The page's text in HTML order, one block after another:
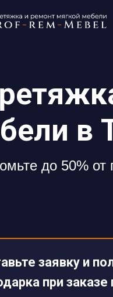
заявку и
при
в
до 50%